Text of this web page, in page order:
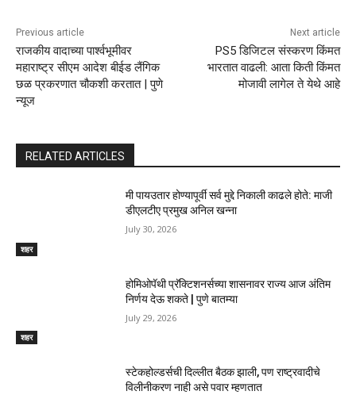
Previous article
राजकीय वादाच्या पार्श्वभूमीवर
महाराष्ट्र सीएम आदेश बीईड लैंगिक
छळ प्रकरणात चौकशी करतात | पुणे
न्यूज
Next article
PS5 डिजिटल संस्करण किंमत
भारतात वाढली: आता किती किंमत
मोजावी लागेल ते येथे आहे
RELATED ARTICLES
शहर
मी पायउतार होण्यापूर्वी सर्व मुद्दे निकाली काढले होते: माजी
डीएलटीए प्रमुख अनिल खन्ना
July 30, 2026
शहर
होमिओपॅथी प्रॅक्टिशनर्सच्या शासनावर राज्य आज अंतिम
निर्णय देऊ शकते | पुणे बातम्या
July 29, 2026
स्टेकहोल्डर्सची दिल्लीत बैठक झाली, पण राष्ट्रवादीचे
विलीनीकरण नाही असे पवार म्हणतात